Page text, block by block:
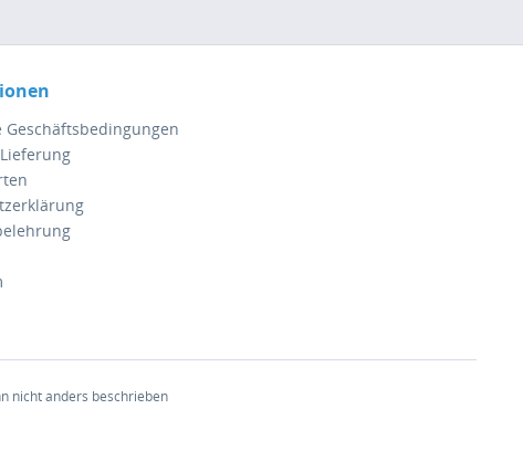
Geschäftsbedingungen
nicht anders beschrieben